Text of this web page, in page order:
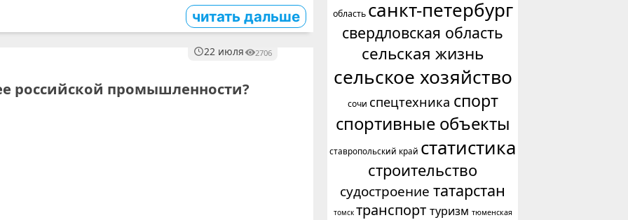
читать дальше
22 июля 2706
российской промышленности?
область санкт-петербург
свердловская область
сельская жизнь
сельское хозяйство
сочи спецтехника спорт
спортивные объекты
ставропольский край статистика
строительство
судостроение татарстан
томск транспорт туризм тюменская